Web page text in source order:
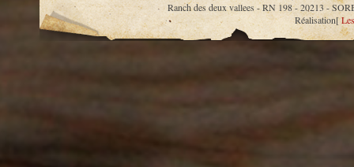
Ranch des deux vallees - RN 198 - 20213 -
Réalisation[